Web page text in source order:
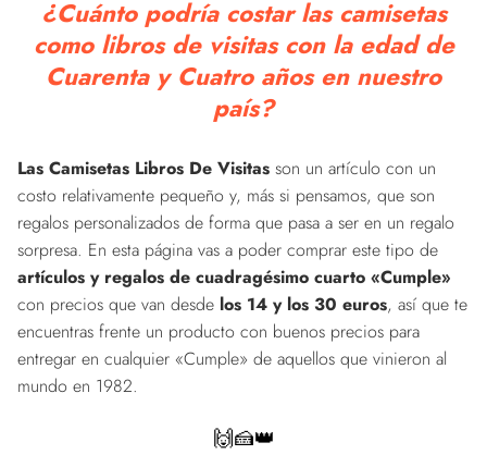
¿Cuánto podría costar las camisetas
como libros de visitas con la edad de
Cuarenta y Cuatro años en nuestro
país?
Las Camisetas Libros De Visitas son un artículo con un
costo relativamente pequeño y, más si pensamos, que son
regalos personalizados de forma que pasa a ser en un regalo
sorpresa. En esta página vas a poder comprar este tipo de
artículos y regalos de cuadragésimo cuarto «Cumple»
con precios que van desde los 14 y los 30 euros, así que te
encuentras frente un producto con buenos precios para
entregar en cualquier «Cumple» de aquellos que vinieron al
mundo en 1982.
🙌🍰👑